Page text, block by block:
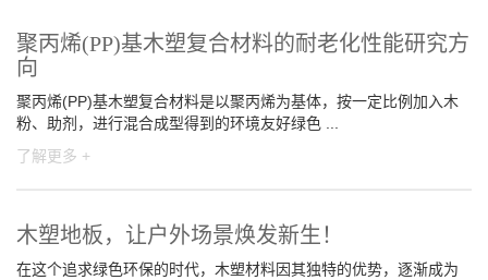
聚丙烯(PP)基木塑复合材料的耐老化性能研究方
向
聚丙烯(PP)基木塑复合材料是以聚丙烯为基体，按一定比例加入木
粉、助剂，进行混合成型得到的环境友好绿色 ...
了解更多 +
木塑地板，让户外场景焕发新生！
在这个追求绿色环保的时代，木塑材料因其独特的优势，逐渐成为